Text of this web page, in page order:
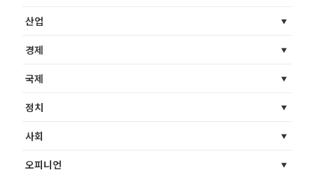
산업
경제
국제
정치
사회
오피니언